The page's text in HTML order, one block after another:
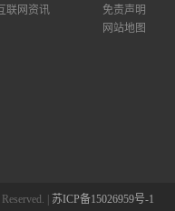
联网资讯
免责声明
网站地图
| 苏ICP备15026959号-1